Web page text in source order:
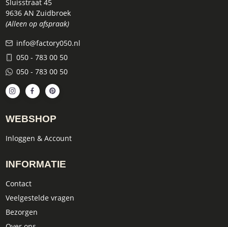
Sluisstraat 45
9636 AN Zuidbroek
(Alleen op afspraak)
info@factory050.nl
050 - 783 00 50
050 - 783 00 50
WEBSHOP
Inloggen & Account
INFORMATIE
Contact
Veelgestelde vragen
Bezorgen